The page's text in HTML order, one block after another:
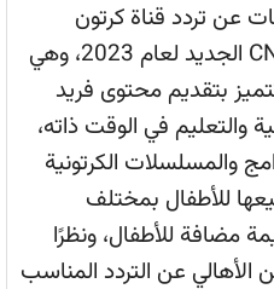
عن تردد قناة كرتون
نتورك بالعربية CN Arabia HD الجديد لعام 2023، وهي
بتقديم محتوى فريد
والتعليم في الوقت ذاته،
والمسلسلات الكرتونية
للأطفال بمختلف
مضافة للأطفال، ونظرًا
الأهالي عن التردد المناسب